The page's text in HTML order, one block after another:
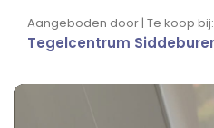
Aangeboden door | Te koop bij:
Tegelcentrum